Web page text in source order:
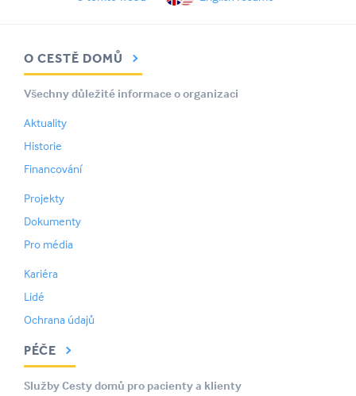
O CESTĚ DOMŮ
Všechny důležité informace o organizaci
Aktuality
Historie
Financování
Projekty
Dokumenty
Pro média
Kariéra
Lidé
Ochrana údajů
PÉČE
Služby Cesty domů pro pacienty a klienty